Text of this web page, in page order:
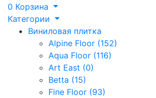
0 Корзина
Категории
Виниловая плитка
Alpine Floor (152)
Aqua Floor (116)
Art East (0)
Betta (15)
Fine Floor (93)